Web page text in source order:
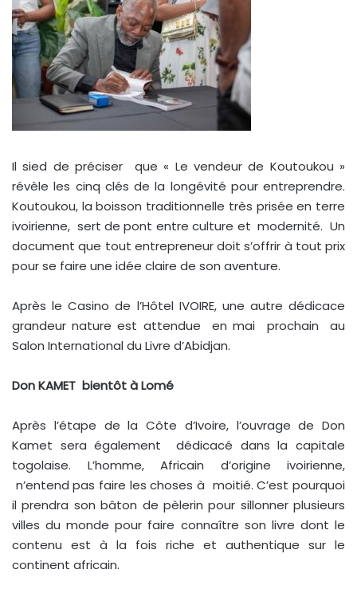
Il sied de préciser que « Le vendeur de Koutoukou »
révèle les cinq clés de la longévité pour entreprendre.
Koutoukou, la boisson traditionnelle très prisée en terre
ivoirienne, sert de pont entre culture et modernité. Un
document que tout entrepreneur doit s’offrir à tout prix
pour se faire une idée claire de son aventure.
Après le Casino de l’Hôtel IVOIRE, une autre dédicace
grandeur nature est attendue en mai prochain au
Salon International du Livre d’Abidjan.
Don KAMET bientôt à Lomé
Après l’étape de la Côte d’Ivoire, l’ouvrage de Don
Kamet sera également dédicacé dans la capitale
togolaise. L’homme, Africain d’origine ivoirienne,
n’entend pas faire les choses à moitié. C’est pourquoi
il prendra son bâton de pèlerin pour sillonner plusieurs
villes du monde pour faire connaître son livre dont le
contenu est à la fois riche et authentique sur le
continent africain.